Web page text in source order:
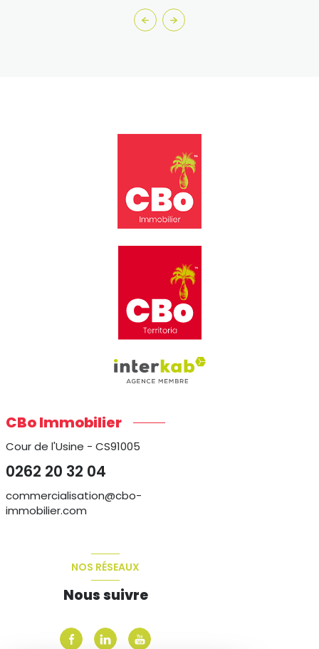
CBo Immobilier
Cour de l'Usine - CS91005
0262 20 32 04
commercialisation@cbo-
immobilier.com
NOS RÉSEAUX
Nous suivre